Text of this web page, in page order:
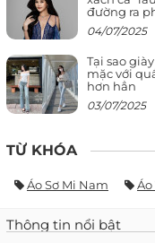
đường ra
04/07/2025
Tại sao
mặc với
hơn hẳn
03/07/2025
TỪ KHÓA
Áo Sơ Mi Nam Áo
Thông tin nổi bật